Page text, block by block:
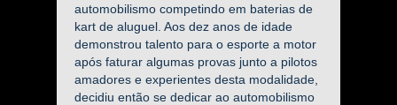
automobilismo competindo em baterias de
kart de aluguel. Aos dez anos de idade
demonstrou talento para o esporte a motor
após faturar algumas provas junto a pilotos
amadores e experientes desta modalidade,
decidiu então se dedicar ao automobilismo